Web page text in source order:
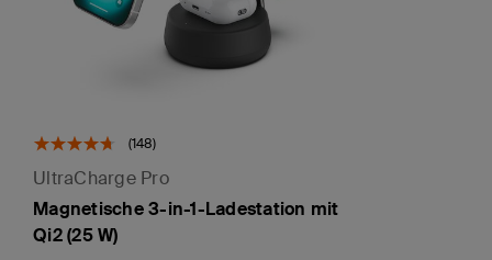
(148)
UltraCharge Pro
Magnetische 3-in-1-Ladestation mit
Qi2 (25 W)